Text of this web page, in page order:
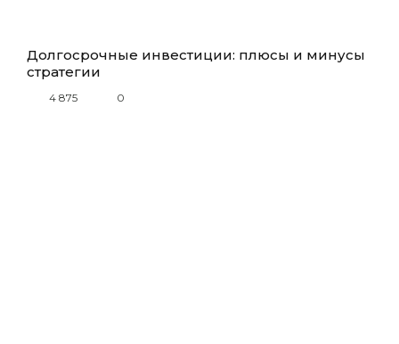
Долгосрочные инвестиции: плюсы и минусы
стратегии
4 875 0